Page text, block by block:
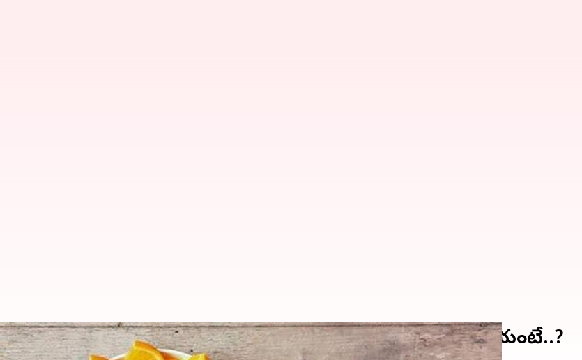
Vitamin C: విటమిన్ సి లోపం ఉంటే ఎలాంటి లక్షణాలు ఉంటాయంటే..?